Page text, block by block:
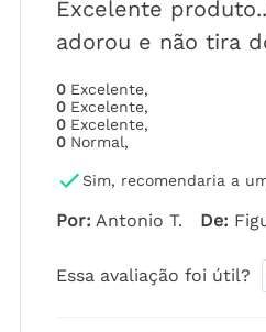
Excelente
adorou e não tira
0 Excelente,
0 Excelente,
0 Excelente,
0 Normal,
Sim, recomendaria a
Por: Antonio T. De:
Essa avaliação foi útil?